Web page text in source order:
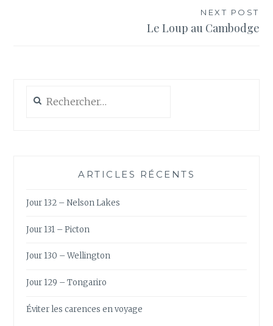
NEXT POST
Le Loup au Cambodge
ARTICLES RÉCENTS
Jour 132 – Nelson Lakes
Jour 131 – Picton
Jour 130 – Wellington
Jour 129 – Tongariro
Éviter les carences en voyage